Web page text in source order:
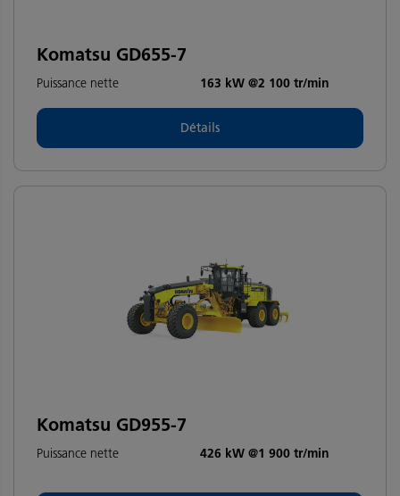
Komatsu GD655-7
Puissance nette 163 kW @2 100 tr/min
Détails
Komatsu GD955-7
Puissance nette 426 kW @1 900 tr/min